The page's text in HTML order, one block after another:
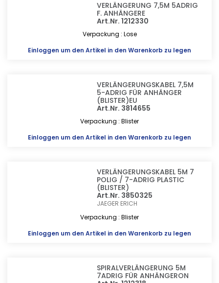
VERLÄNGERUNG 7,5M 5ADRIG
F. ANHÄNGERE
Art.Nr. 1212330
Verpackung : Lose
Einloggen um den Artikel in den Warenkorb zu legen
VERLÄNGERUNGSKABEL 7,5M
5-ADRIG FÜR ANHÄNGER
(BLISTER)EU
Art.Nr. 3814655
Verpackung : Blister
Einloggen um den Artikel in den Warenkorb zu legen
VERLÄNGERUNGSKABEL 5M 7
POLIG / 7-ADRIG PLASTIC
(BLISTER)
Art.Nr. 3850325
JAEGER ERICH
Verpackung : Blister
Einloggen um den Artikel in den Warenkorb zu legen
SPIRALVERLÄNGERUNG 5M
7ADRIG FÜR ANHÄNGERON